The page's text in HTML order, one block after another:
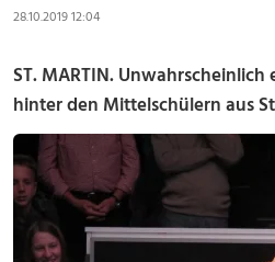
28.10.2019 12:04
ST. MARTIN.
hinter den Mittelschülern aus